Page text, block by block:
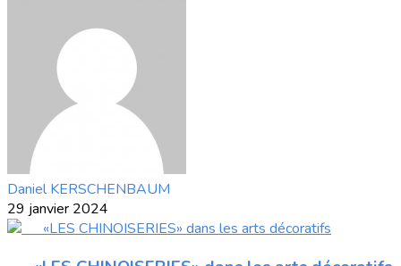
Daniel KERSCHENBAUM
29 janvier 2024